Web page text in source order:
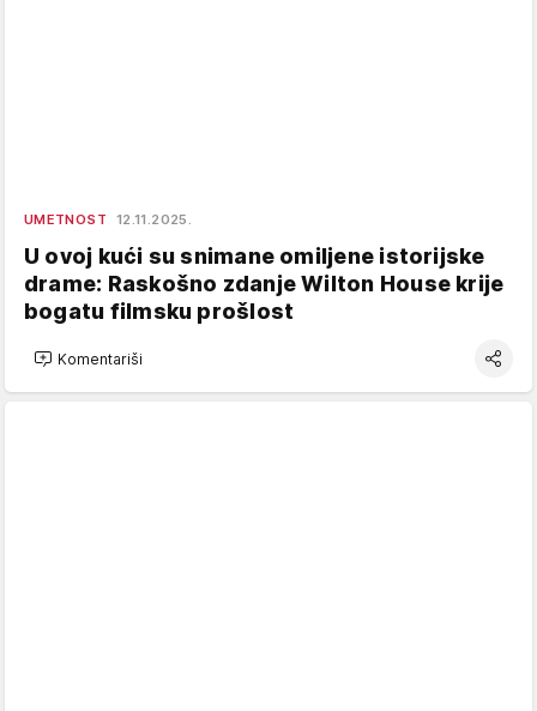
UMETNOST 12.11.2025.
U ovoj kući su snimane omiljene istorijske
drame: Raskošno zdanje Wilton House krije
bogatu filmsku prošlost
Komentariši